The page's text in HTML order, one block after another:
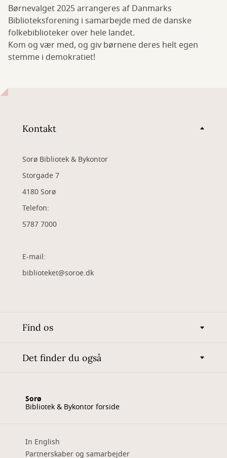
Børnevalget 2025 arrangeres af Danmarks
Biblioteksforening i samarbejde med de danske
folkebiblioteker over hele landet.
Kom og vær med, og giv børnene deres helt egen
stemme i demokratiet!
Kontakt
Sorø Bibliotek & Bykontor
Storgade 7
4180 Sorø
Telefon:
5787 7000
E-mail:
biblioteket@soroe.dk
Find os
Det finder du også
Sorø
Bibliotek & Bykontor forside
In English
Partnerskaber og samarbejder